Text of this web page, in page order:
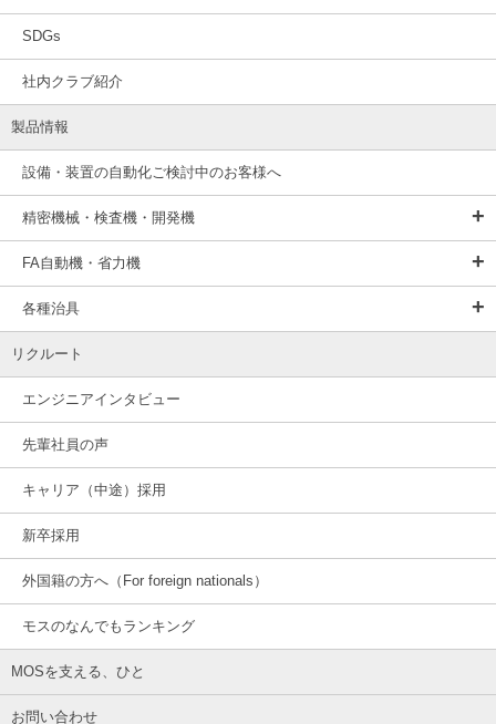
SDGs
社内クラブ紹介
製品情報
設備・装置の自動化ご検討中のお客様へ
精密機械・検査機・開発機
FA自動機・省力機
各種治具
リクルート
エンジニアインタビュー
先輩社員の声
キャリア（中途）採用
新卒採用
外国籍の方へ（For foreign nationals）
モスのなんでもランキング
MOSを支える、ひと
お問い合わせ